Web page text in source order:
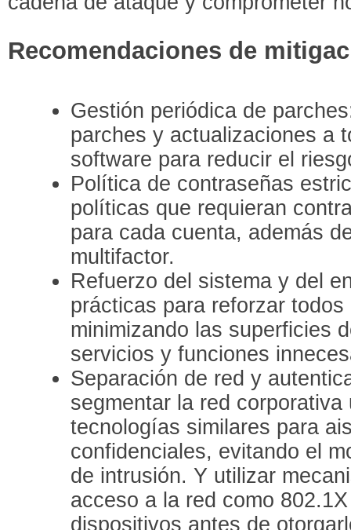
Recomendaciones de
Gestión periódica de
parches y actualizaciones a
software para reducir el
Política de contraseñas
políticas que requieran
para cada cuenta, además
multifactor.
Refuerzo del sistema y del
prácticas para reforzar
minimizando las superficies
servicios y funciones
Separación de red y
segmentar la red
tecnologías similares para
confidenciales, evitando el
de intrusión. Y utilizar
acceso a la red como
dispositivos antes de